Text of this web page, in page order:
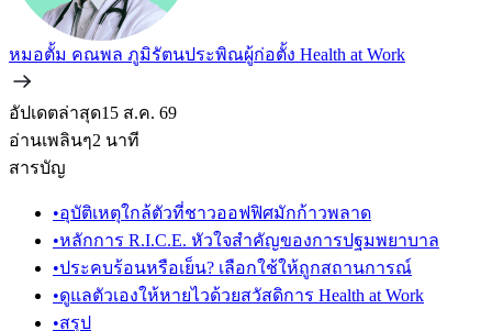
หมอตั้ม คณพล ภูมิรัตนประพิณผู้ก่อตั้ง Health at Work
อัปเดตล่าสุด15 ส.ค. 69
อ่านเพลินๆ2 นาที
สารบัญ
•อุบัติเหตุใกล้ตัวที่ชาวออฟฟิศมักก้าวพลาด
•หลักการ R.I.C.E. หัวใจสำคัญของการปฐมพยาบาล
•ประคบร้อนหรือเย็น? เลือกใช้ให้ถูกสถานการณ์
•ดูแลตัวเองให้หายไวด้วยสวัสดิการ Health at Work
•สรุป